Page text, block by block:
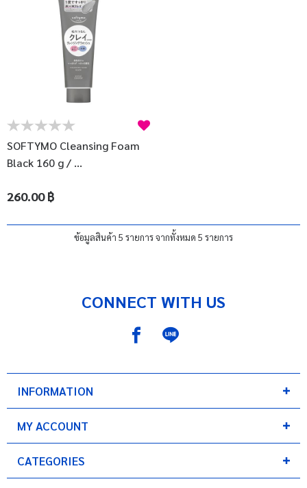
SOFTYMO Cleansing Foam
Black 160 g / ...
260.00 ฿
ข้อมูลสินค้า 5 รายการ จากทั้งหมด 5 รายการ
CONNECT WITH US
INFORMATION
MY ACCOUNT
CATEGORIES